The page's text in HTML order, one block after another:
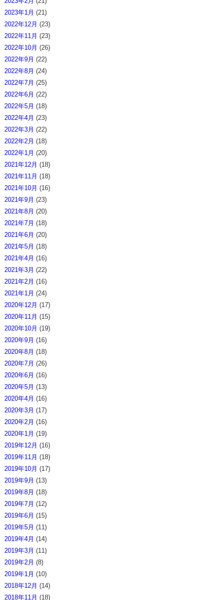
2023年1月 (21)
2022年12月 (23)
2022年11月 (23)
2022年10月 (26)
2022年9月 (22)
2022年8月 (24)
2022年7月 (25)
2022年6月 (22)
2022年5月 (18)
2022年4月 (23)
2022年3月 (22)
2022年2月 (18)
2022年1月 (20)
2021年12月 (18)
2021年11月 (18)
2021年10月 (16)
2021年9月 (23)
2021年8月 (20)
2021年7月 (18)
2021年6月 (20)
2021年5月 (18)
2021年4月 (16)
2021年3月 (22)
2021年2月 (16)
2021年1月 (24)
2020年12月 (17)
2020年11月 (15)
2020年10月 (19)
2020年9月 (16)
2020年8月 (18)
2020年7月 (26)
2020年6月 (16)
2020年5月 (13)
2020年4月 (16)
2020年3月 (17)
2020年2月 (16)
2020年1月 (19)
2019年12月 (16)
2019年11月 (18)
2019年10月 (17)
2019年9月 (13)
2019年8月 (18)
2019年7月 (12)
2019年6月 (15)
2019年5月 (11)
2019年4月 (14)
2019年3月 (11)
2019年2月 (8)
2019年1月 (10)
2018年12月 (14)
2018年11月 (18)